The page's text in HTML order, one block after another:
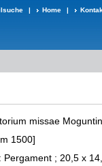
| Home |
missae
1500]
Pergament ; 20,5 x